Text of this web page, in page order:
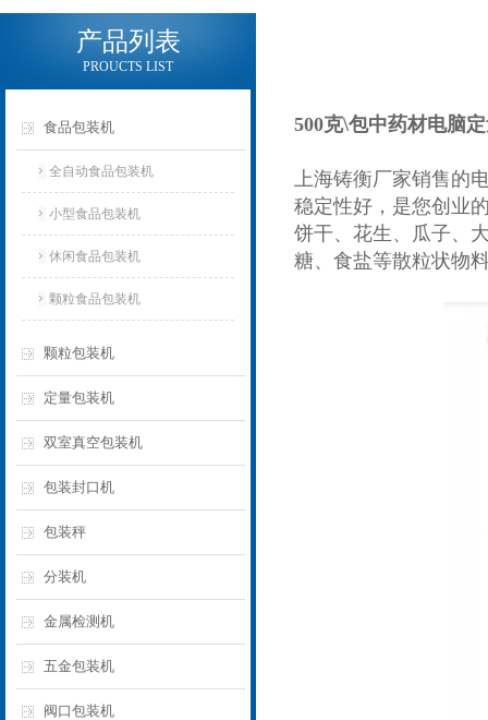
产品列表
PROUCTS LIST
食品包装机
全自动食品包装机
小型食品包装机
休闲食品包装机
颗粒食品包装机
颗粒包装机
定量包装机
双室真空包装机
包装封口机
包装秤
分装机
金属检测机
五金包装机
阀口包装机
500克\包中药材电脑
上海铸衡厂家销售的
稳定性好，是您创业
饼干、花生、瓜子、
糖、食盐等散粒状物